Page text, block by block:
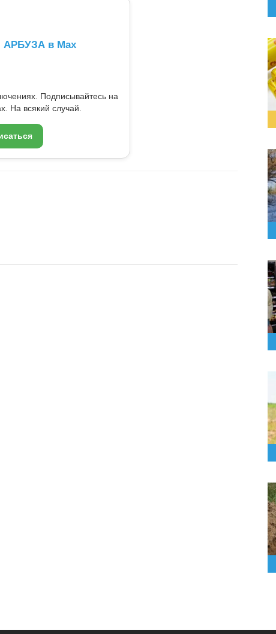
АРБУЗА в Max
Подписывайтесь на
На всякий случай.